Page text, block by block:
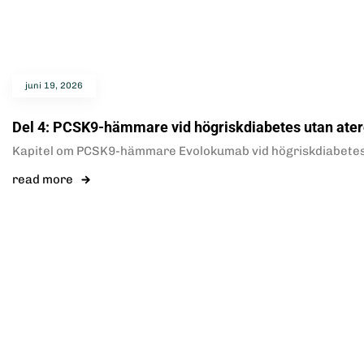
juni 19, 2026
Del 4: PCSK9-hämmare vid högriskdiabetes utan
Kapitel om PCSK9-hämmare Evolokumab vid
read more